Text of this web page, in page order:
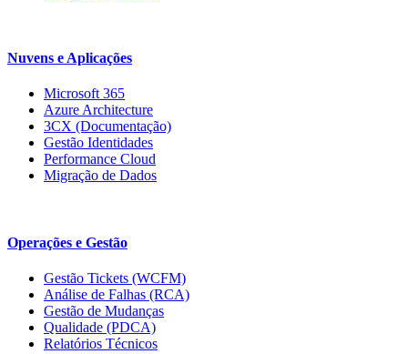
Nuvens e Aplicações
Microsoft 365
Azure Architecture
3CX (Documentação)
Gestão Identidades
Performance Cloud
Migração de Dados
Operações e Gestão
Gestão Tickets (WCFM)
Análise de Falhas (RCA)
Gestão de Mudanças
Qualidade (PDCA)
Relatórios Técnicos